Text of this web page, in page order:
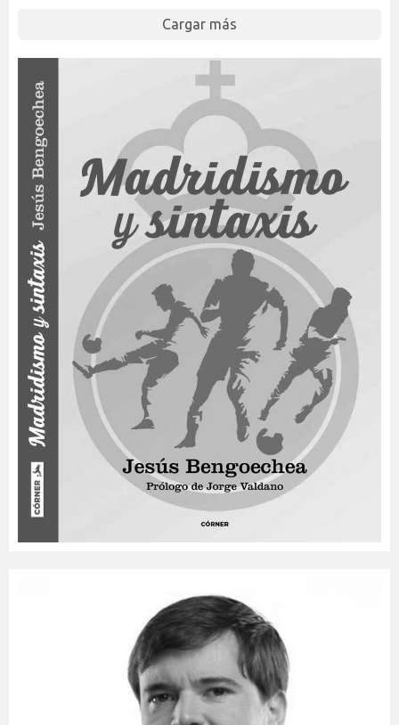
Cargar más